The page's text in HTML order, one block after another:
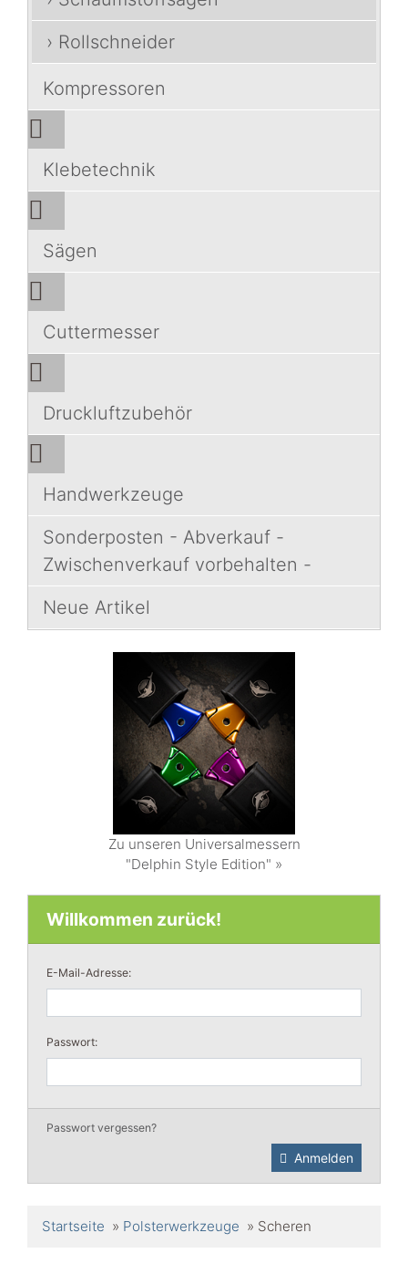
› Rollschneider
Kompressoren
Klebetechnik
Sägen
Cuttermesser
Druckluftzubehör
Handwerkzeuge
Sonderposten - Abverkauf -
Zwischenverkauf vorbehalten -
Neue Artikel
Zu unseren Universalmessern
"Delphin Style Edition" »
Willkommen zurück!
E-Mail-Adresse:
Passwort:
Passwort vergessen?
Anmelden
Startseite » Polsterwerkzeuge » Scheren